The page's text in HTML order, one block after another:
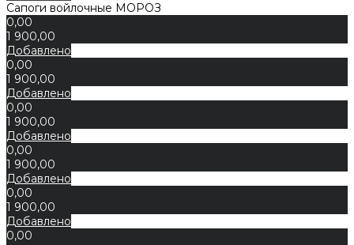
Сапоги войлочные МОРОЗ
0,00
1 900,00
Добавлено
0,00
1 900,00
Добавлено
0,00
1 900,00
Добавлено
0,00
1 900,00
Добавлено
0,00
1 900,00
Добавлено
0,00